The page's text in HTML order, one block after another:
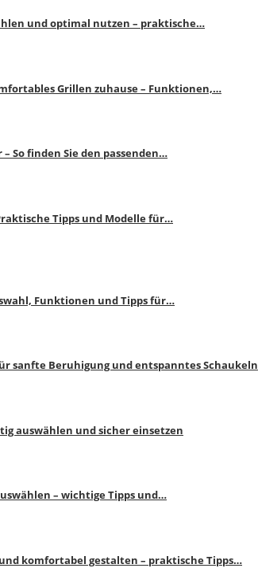
und optimal nutzen – praktische…
Grillen zuhause – Funktionen,…
So finden Sie den passenden…
Tipps und Modelle für…
Funktionen und Tipps für…
sanfte Beruhigung und entspanntes Schaukeln
auswählen und sicher einsetzen
– wichtige Tipps und…
komfortabel gestalten – praktische Tipps…